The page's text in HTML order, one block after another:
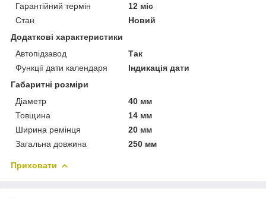
Гарантійний термін
12 міс
Стан
Новий
Додаткові характеристики
Автопідзавод
Так
Функції дати календаря
Індикація дати
Габаритні розміри
Діаметр
40 мм
Товщина
14 мм
Ширина ремінця
20 мм
Загальна довжина
250 мм
Приховати